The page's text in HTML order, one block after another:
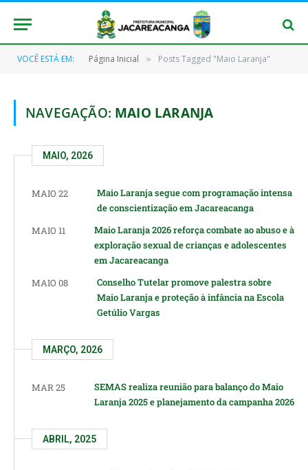
VOCÊ ESTÁ EM: Página Inicial » Posts Tagged "Maio Laranja"
NAVEGAÇÃO: MAIO LARANJA
MAIO, 2026
MAIO 22
Maio Laranja segue com programação intensa
de conscientização em Jacareacanga
MAIO 11
Maio Laranja 2026 reforça combate ao abuso e à
exploração sexual de crianças e adolescentes
em Jacareacanga
MAIO 08
Conselho Tutelar promove palestra sobre
Maio Laranja e proteção à infância na Escola
Getúlio Vargas
MARÇO, 2026
MAR 25
SEMAS realiza reunião para balanço do Maio
Laranja 2025 e planejamento da campanha 2026
ABRIL, 2025